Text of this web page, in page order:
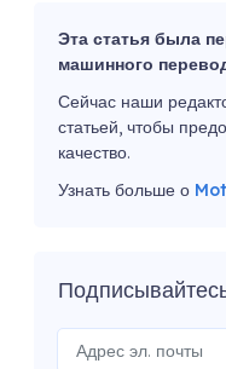
Эта статья была
машинного
Сейчас наши
статьей, чтобы
качество.
Узнать больше о